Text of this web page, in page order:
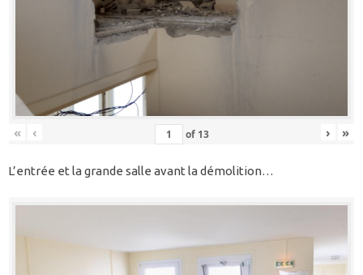
« ‹ of 13 › »
L’entrée et la grande salle avant la démolition…